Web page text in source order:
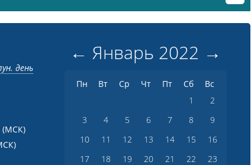
день
(МСК)
← Январь 2022 →
Пн Вт Ср Чт Пт Сб
Вс
1
2
3
4 5 6 7 8
9
10
11 12 13 14 15
16
17
18 19 20 21 22
23